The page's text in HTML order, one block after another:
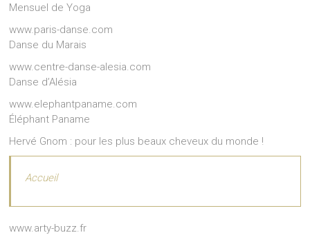
Mensuel de Yoga
www.paris-danse.com
Danse du Marais
www.centre-danse-alesia.com
Danse d’Alésia
www.elephantpaname.com
Éléphant Paname
Hervé Gnom : pour les plus beaux cheveux du monde !
Accueil
www.arty-buzz.fr